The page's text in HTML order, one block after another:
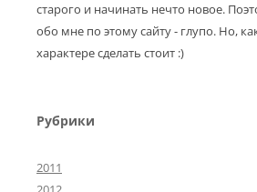
старого и начинать нечто новое.
обо мне по этому сайту - глупо. Но,
характере сделать стоит :)
Рубрики
2011